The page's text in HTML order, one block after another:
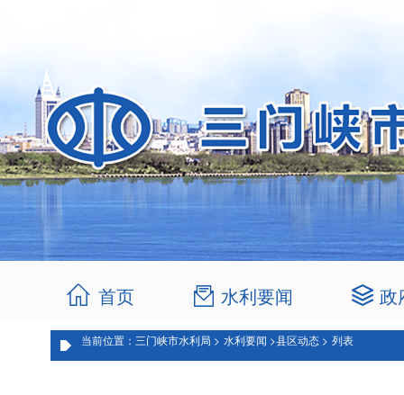
首页 水利要闻 政
当前位置：三门峡市水利局 > 水利要闻 >县区动态 > 列表